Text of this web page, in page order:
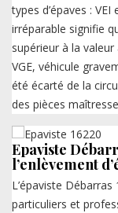
types d’épaves :
irréparable signifie
supérieur à la valeur
VGE, véhicule
été écarté de la
des pièces
Epaviste
l’enlèvement
L’épaviste
particuliers et